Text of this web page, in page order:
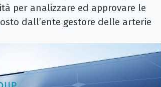
per analizzare ed approvare le
dall’ente gestore delle arterie